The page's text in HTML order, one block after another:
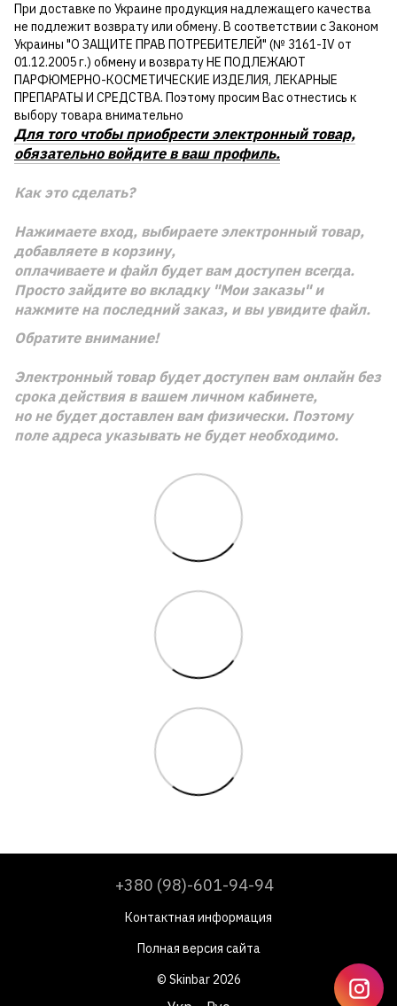
При доставке по Украине продукция надлежащего качества
не подлежит возврату или обмену. В соответствии с Законом
Украины "О ЗАЩИТЕ ПРАВ ПОТРЕБИТЕЛЕЙ" (№ 3161-IV от
01.12.2005 г.) обмену и возврату НЕ ПОДЛЕЖАЮТ
ПАРФЮМЕРНО-КОСМЕТИЧЕСКИЕ ИЗДЕЛИЯ, ЛЕКАРНЫЕ
ПРЕПАРАТЫ И СРЕДСТВА. Поэтому просим Вас отнестись к
выбору товара внимательно
Для того чтобы приобрести электронный товар,
обязательно войдите в ваш профиль.
Как это сделать?
Нажимаете вход, выбираете электронный товар,
добавляете в корзину,
оплачиваете и файл будет вам доступен всегда.
Просто зайдите во вкладку "Мои заказы" и
нажмите на последний заказ, и вы увидите файл.
Обратите внимание!
Электронный товар будет доступен вам онлайн без
срока действия в вашем личном кабинете,
но не будет доставлен вам физически. Поэтому
поле адреса указывать не будет необходимо.
+380 (98)-601-94-94
Контактная информация
Полная версия сайта
© Skinbar 2026